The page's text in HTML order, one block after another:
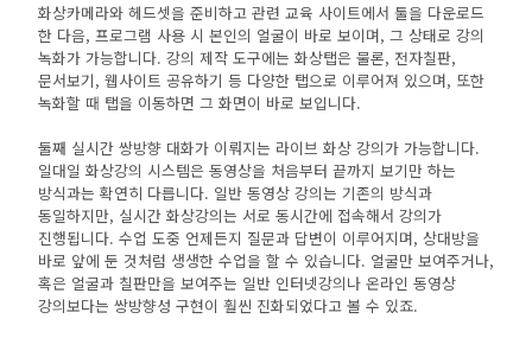
화상카메라와 헤드셋을 준비하고 관련 교육 사이트에서 툴을 다운로드
한 다음, 프로그램 사용 시 본인의 얼굴이 바로 보이며, 그 상태로 강의
녹화가 가능합니다. 강의 제작 도구에는 화상탭은 물론, 전자칠판,
문서보기, 웹사이트 공유하기 등 다양한 탭으로 이루어져 있으며, 또한
녹화할 때 탭을 이동하면 그 화면이 바로 보입니다.
둘째 실시간 쌍방향 대화가 이뤄지는 라이브 화상 강의가 가능합니다.
일대일 화상강의 시스템은 동영상을 처음부터 끝까지 보기만 하는
방식과는 확연히 다릅니다. 일반 동영상 강의는 기존의 방식과
동일하지만, 실시간 화상강의는 서로 동시간에 접속해서 강의가
진행됩니다. 수업 도중 언제든지 질문과 답변이 이루어지며, 상대방을
바로 앞에 둔 것처럼 생생한 수업을 할 수 있습니다. 얼굴만 보여주거나,
혹은 얼굴과 칠판만을 보여주는 일반 인터넷강의나 온라인 동영상
강의보다는 쌍방향성 구현이 훨씬 진화되었다고 볼 수 있죠.